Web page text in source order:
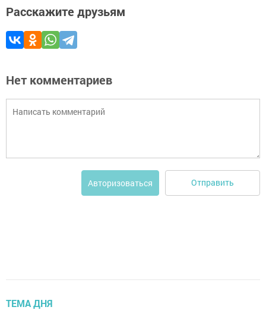
Расскажите друзьям
Нет комментариев
Авторизоваться Отправить
ТЕМА ДНЯ